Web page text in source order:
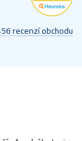
recenzí obchodu